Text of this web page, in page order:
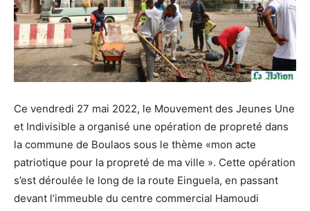
Ce vendredi 27 mai 2022, le Mouvement des Jeunes Une
et Indivisible a organisé une opération de propreté dans
la commune de Boulaos sous le thème «mon acte
patriotique pour la propreté de ma ville ». Cette opération
s’est déroulée le long de la route Einguela, en passant
devant l’immeuble du centre commercial Hamoudi